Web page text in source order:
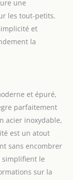
à l'âge
8
: tout le
vos tout-
SOLIDES
: vous
dans le
risque
2:
: vous
au
au
une
les tout-petits.
et
la
et épuré,
parfaitement
acier inoxydable,
est un atout
sans encombrer
simplifient le
sur la